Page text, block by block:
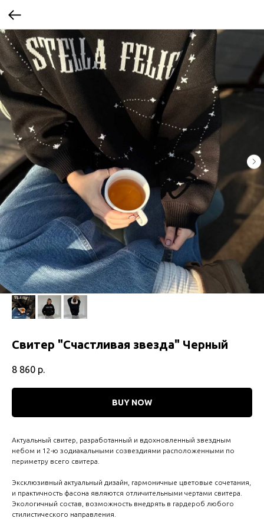
Свитер "Счастливая звезда" Черный
8 860 р.
BUY NOW
Актуальный свитер, разработанный и вдохновленный звездным
небом и 12-ю зодиакальными созвездиями расположенными по
периметру всего свитера.
Эксклюзивный актуальный дизайн, гармоничные цветовые сочетания,
и практичность фасона являются отличительными чертами свитера.
Экологичный состав, возможность внедрять в гардероб любого
стилистического направления.